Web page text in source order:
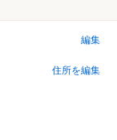
編集
住所を編集